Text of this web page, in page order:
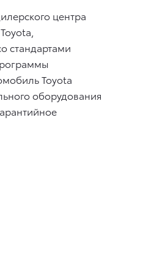
центра
стандартами
Toyota
оборудования